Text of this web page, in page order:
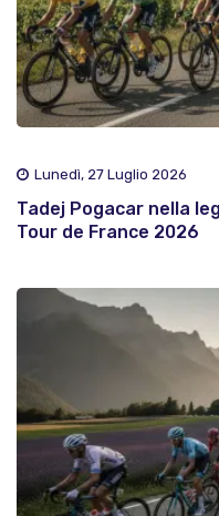
Lunedì, 27 Luglio 2026
Tadej Pogacar nella
Tour de France 2026